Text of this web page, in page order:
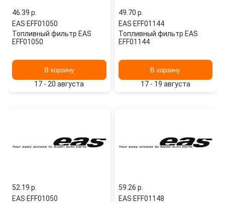
46.39 p.
EAS·EFF01050
Топливный фильтр EAS
EFF01050
В корзину
17 - 20 августа
49.70 p.
EAS·EFF01144
Топливный фильтр EAS
EFF01144
В корзину
17 - 19 августа
52.19 p.
EAS·EFF01050
59.26 p.
EAS·EFF01148